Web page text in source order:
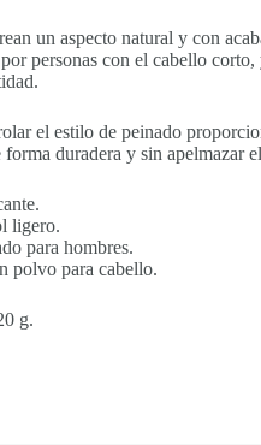
un aspecto natural y con
personas con el cabello
el estilo de peinado
forma duradera y sin apelmazar
ligero.
para hombres.
polvo para cabello.
g.